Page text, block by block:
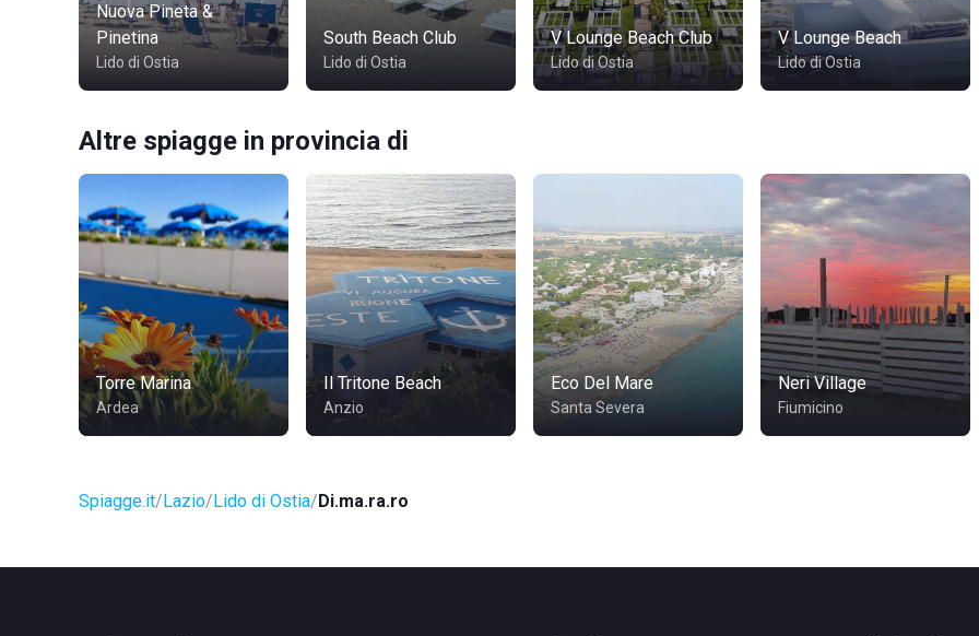
Nuova Pineta &
Pinetina
Lido di Ostia
South Beach Club
Lido di Ostia
V Lounge Beach Club
Lido di Ostia
V Lounge Beach
Lido di Ostia
Altre spiagge in provincia di
Torre Marina
Ardea
Il Tritone Beach
Anzio
Eco Del Mare
Santa Severa
Neri Village
Fiumicino
Spiagge.it Lazio Lido di Ostia Di.ma.ra.ro